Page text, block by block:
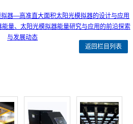
器—高准直大面积太阳光模拟器的设计与应用
能量、太阳光模拟器能量研究与应用的前沿探索
与发展动态
返回栏目列表